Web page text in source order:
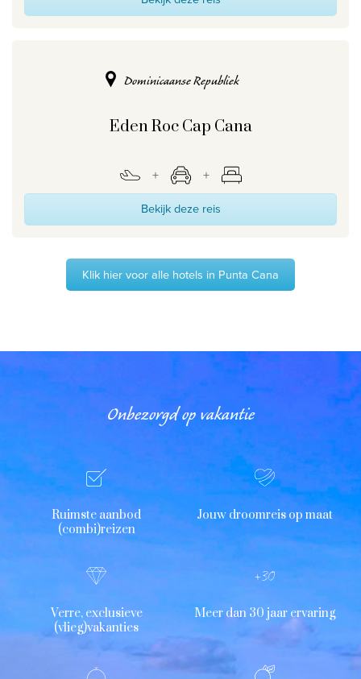
Dominicaanse Republiek
Eden Roc Cap Cana
Bekijk deze reis
Klik hier voor alle hotels in Punta Cana
Onbezorgd op vakantie
Ruimste aanbod
(combi)reizen
Jouw droomreis op maat
Verre, exclusieve
(vlieg)vakanties
Meer dan 30 jaar ervaring